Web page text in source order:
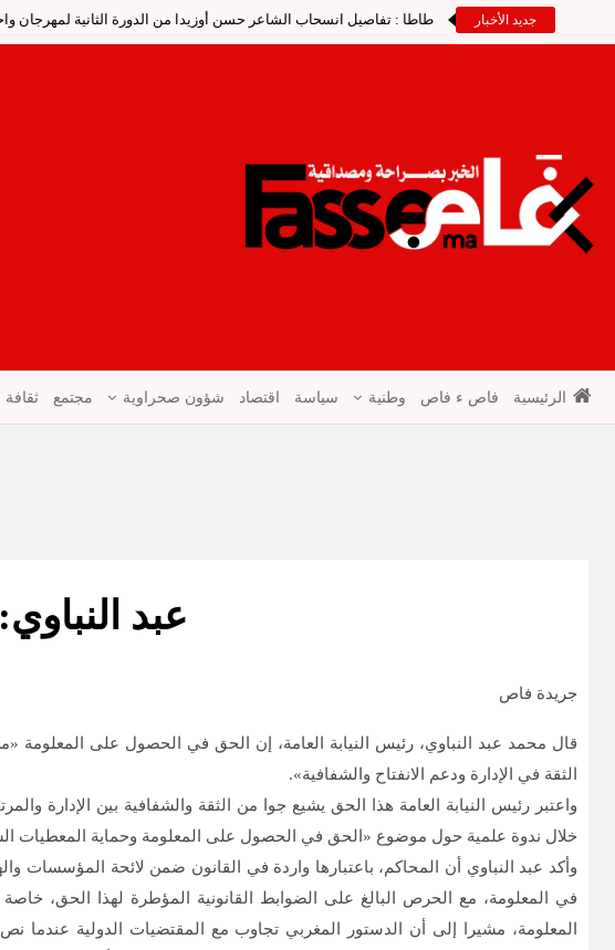
جديد الأخبار طاطا : تفاصيل انسحاب الشاعر حسن أوزيدا من الدورة الثانية لمهرجان
الرئيسية فاص ء فاص وطنية سياسة اقتصاد شؤون صحراوية مجتمع
عبد
جريدة فاص
قال محمد عبد النباوي، رئيس النيابة العامة، إن الحق في الحصول على المعلومة
الثقة في الإدارة ودعم الانفتاح والشفافية».
واعتبر رئيس النيابة العامة هذا الحق يشيع جوا من الثقة والشفافية بين الإدارة
خلال ندوة علمية حول موضوع «الحق في الحصول على المعلومة وحماية المعطيات الشخصية بين القانون رقم 13.31 والقانون رقم 09.08، التي نظمت
وأكد عبد النباوي أن المحاكم، باعتبارها واردة في القانون ضمن لائحة المؤسسات
في المعلومة، مع الحرص البالغ على الضوابط القانونية المؤطرة لهذا الحق،